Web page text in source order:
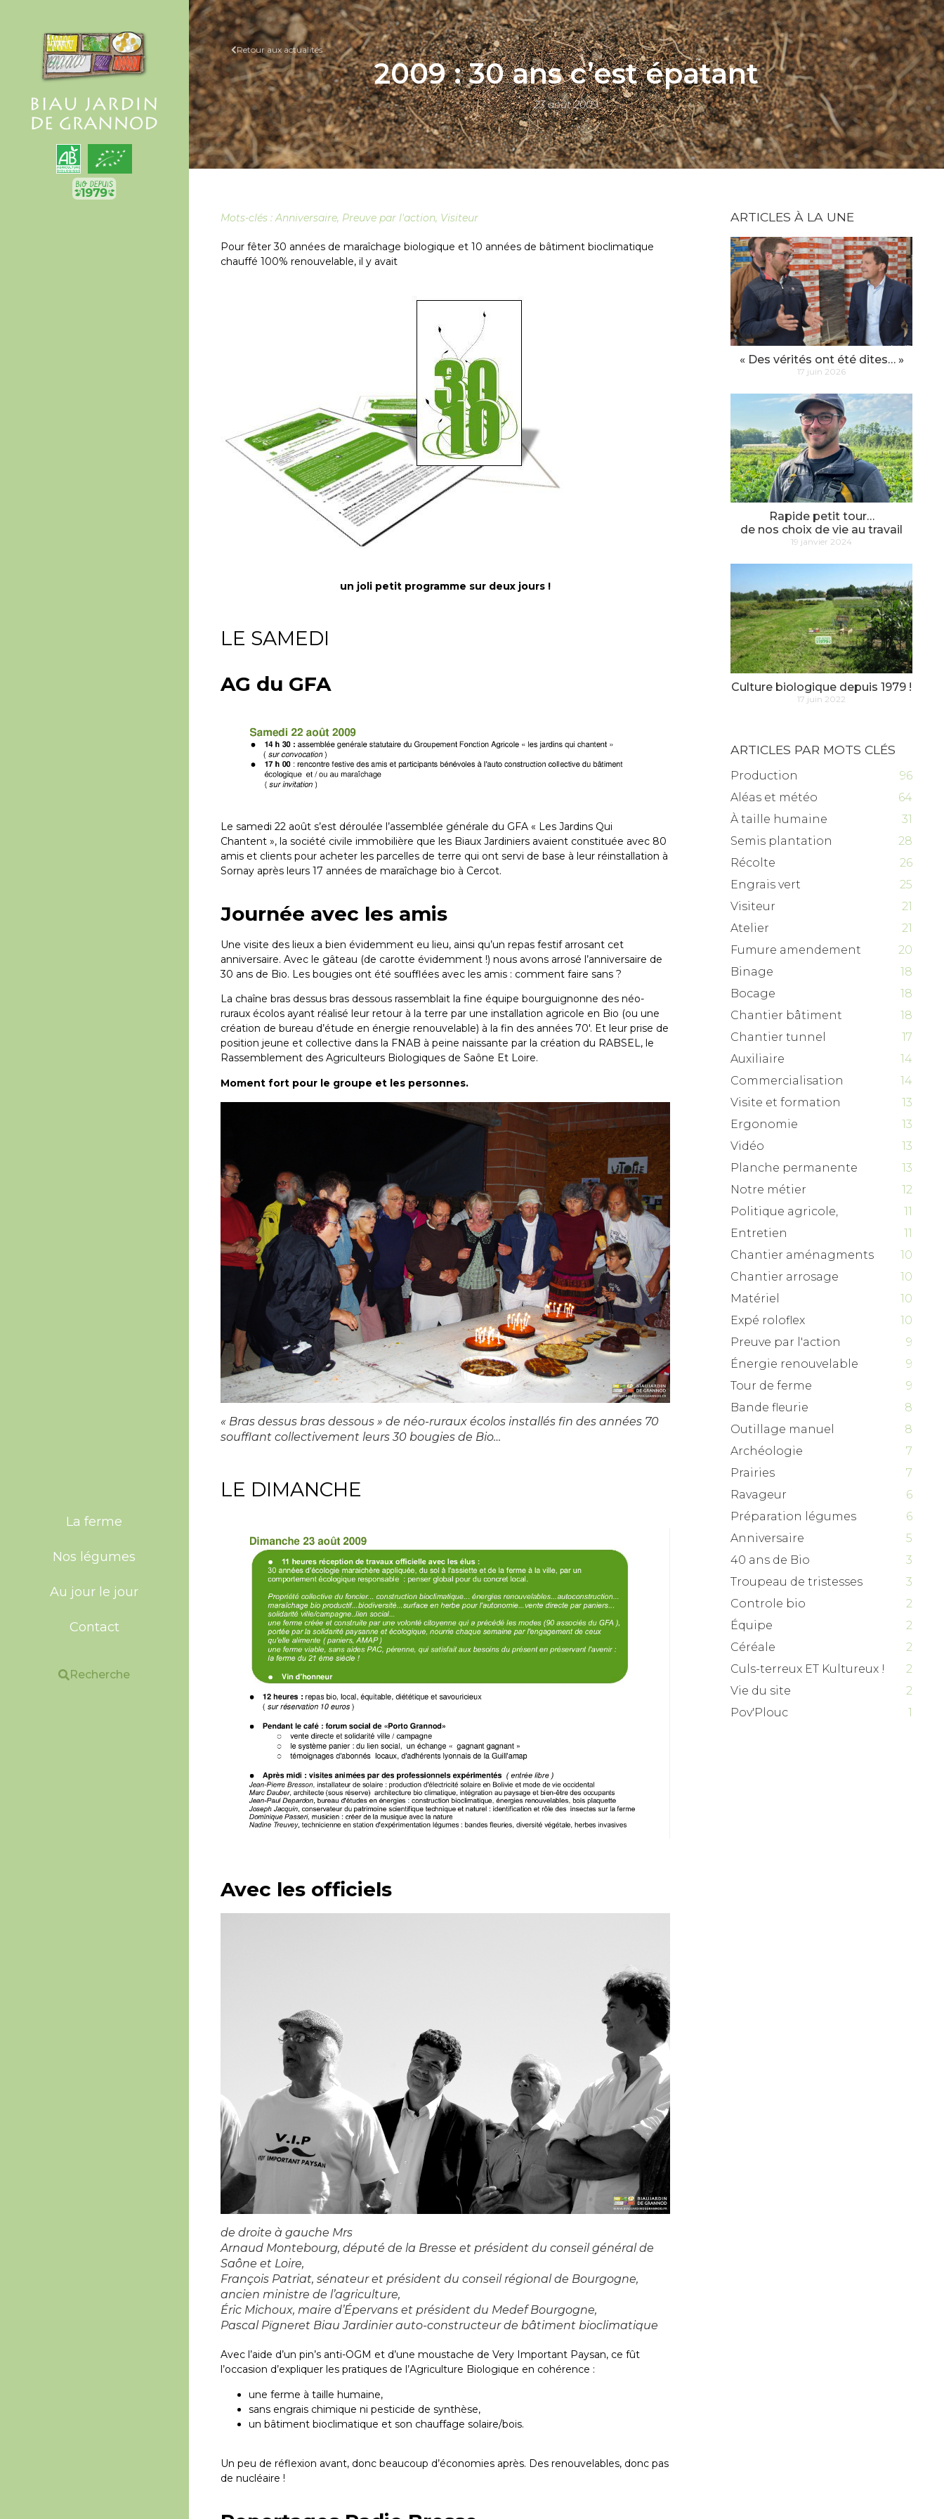
La ferme
Nos légumes
Au jour le jour
Contact
Recherche
Retour aux actualités
2009 : 30 ans c’est épatant
23 août 2009
Mots-clés :Anniversaire, Preuve par l'action, Visiteur
Pour fêter 30 années de maraîchage biologique et 10 années de bâtiment bioclimatique
chauffé 100% renouvelable, il y avait
un joli petit programme sur deux jours !
LE SAMEDI
AG du GFA
Le samedi 22 août s’est déroulée l’assemblée générale du GFA « Les Jardins Qui
Chantent », la société civile immobilière que les Biaux Jardiniers avaient constituée avec 80
amis et clients pour acheter les parcelles de terre qui ont servi de base à leur réinstallation à
Sornay après leurs 17 années de maraîchage bio à Cercot.
Journée avec les amis
Une visite des lieux a bien évidemment eu lieu, ainsi qu’un repas festif arrosant cet
anniversaire. Avec le gâteau (de carotte évidemment !) nous avons arrosé l’anniversaire de
30 ans de Bio. Les bougies ont été soufflées avec les amis : comment faire sans ?
La chaîne bras dessus bras dessous rassemblait la fine équipe bourguignonne des néo-
ruraux écolos ayant réalisé leur retour à la terre par une installation agricole en Bio (ou une
création de bureau d’étude en énergie renouvelable) à la fin des années 70′. Et leur prise de
position jeune et collective dans la FNAB à peine naissante par la création du RABSEL, le
Rassemblement des Agriculteurs Biologiques de Saône Et Loire.
Moment fort pour le groupe et les personnes.
« Bras dessus bras dessous » de néo-ruraux écolos installés fin des années 70
soufflant collectivement leurs 30 bougies de Bio…
LE DIMANCHE
Avec les officiels
de droite à gauche Mrs
Arnaud Montebourg, député de la Bresse et président du conseil général de
Saône et Loire,
François Patriat, sénateur et président du conseil régional de Bourgogne,
ancien ministre de l’agriculture,
Éric Michoux, maire d’Épervans et président du Medef Bourgogne,
Pascal Pïgneret Biau Jardinier auto-constructeur de bâtiment bioclimatique
Avec l’aide d’un pin’s anti-OGM et d’une moustache de Very Important Paysan, ce fût
l’occasion d’expliquer les pratiques de l’Agriculture Biologique en cohérence :
une ferme à taille humaine,
sans engrais chimique ni pesticide de synthèse,
un bâtiment bioclimatique et son chauffage solaire/bois.
Un peu de réflexion avant, donc beaucoup d’économies après. Des renouvelables, donc pas
de nucléaire !
ARTICLES À LA UNE
« Des vérités ont été dites… »
17 juin 2026
Rapide petit tour…
de nos choix de vie au travail
19 janvier 2024
Culture biologique depuis 1979 !
17 juin 2022
ARTICLES PAR MOTS CLÉS
Production
96
Aléas et météo
64
À taille humaine
31
Semis plantation
28
Récolte
26
Engrais vert
25
Visiteur
21
Atelier
21
Fumure amendement
20
Binage
18
Bocage
18
Chantier bâtiment
18
Chantier tunnel
17
Auxiliaire
14
Commercialisation
14
Visite et formation
13
Ergonomie
13
Vidéo
13
Planche permanente
13
Notre métier
12
Politique agricole,
11
Entretien
11
Chantier aménagments
10
Chantier arrosage
10
Matériel
10
Expé roloflex
10
Preuve par l'action
9
Énergie renouvelable
9
Tour de ferme
9
Bande fleurie
8
Outillage manuel
8
Archéologie
7
Prairies
7
Ravageur
6
Préparation légumes
6
Anniversaire
5
40 ans de Bio
3
Troupeau de tristesses
3
Controle bio
2
Équipe
2
Céréale
2
Culs-terreux ET Kultureux !
2
Vie du site
2
Pov'Plouc
1